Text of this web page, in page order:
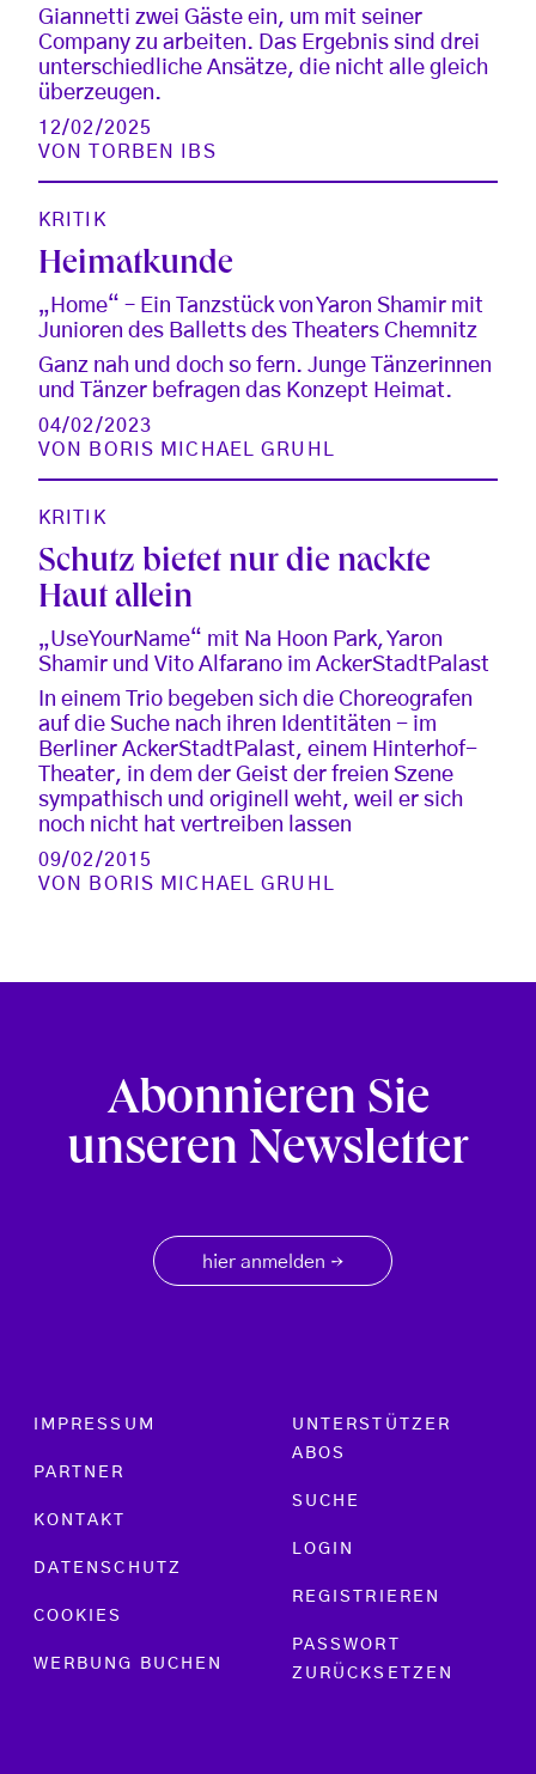
Giannetti zwei Gäste ein, um mit seiner
Company zu arbeiten. Das Ergebnis sind drei
unterschiedliche Ansätze, die nicht alle gleich
überzeugen.
12/02/2025
VON
TORBEN IBS
KRITIK
Heimatkunde
„Home“ – Ein Tanzstück von Yaron Shamir mit
Junioren des Balletts des Theaters Chemnitz
Ganz nah und doch so fern. Junge Tänzerinnen
und Tänzer befragen das Konzept Heimat.
04/02/2023
VON
BORIS MICHAEL GRUHL
KRITIK
Schutz bietet nur die nackte
Haut allein
„UseYourName“ mit Na Hoon Park, Yaron
Shamir und Vito Alfarano im AckerStadtPalast
In einem Trio begeben sich die Choreografen
auf die Suche nach ihren Identitäten - im
Berliner AckerStadtPalast, einem Hinterhof-
Theater, in dem der Geist der freien Szene
sympathisch und originell weht, weil er sich
noch nicht hat vertreiben lassen
09/02/2015
VON
BORIS MICHAEL GRUHL
Abonnieren Sie
unseren Newsletter
hier anmelden →
Footer menu
IMPRESSUM
PARTNER
KONTAKT
DATENSCHUTZ
COOKIES
WERBUNG BUCHEN
UNTERSTÜTZER
ABOS
SUCHE
LOGIN
REGISTRIEREN
PASSWORT
ZURÜCKSETZEN